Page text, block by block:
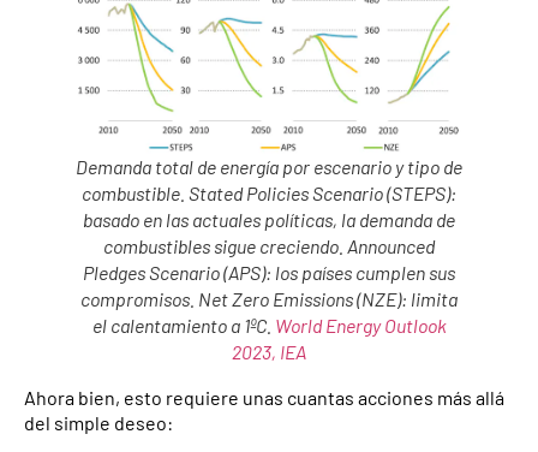
Demanda total de energía por escenario y tipo de
combustible. Stated Policies Scenario (STEPS):
basado en las actuales políticas, la demanda de
combustibles sigue creciendo. Announced
Pledges Scenario (APS): los países cumplen sus
compromisos. Net Zero Emissions (NZE): limita
el calentamiento a 1ºC. World Energy Outlook
2023, IEA
Ahora bien, esto requiere unas cuantas acciones más allá
del simple deseo: